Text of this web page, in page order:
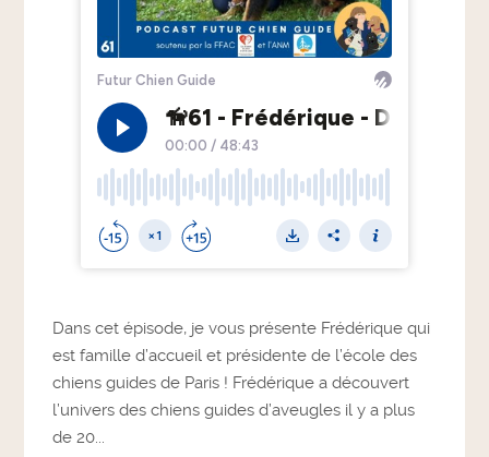
Dans cet épisode, je vous présente Frédérique qui
est famille d’accueil et présidente de l’école des
chiens guides de Paris ! Frédérique a découvert
l’univers des chiens guides d’aveugles il y a plus
de 20...